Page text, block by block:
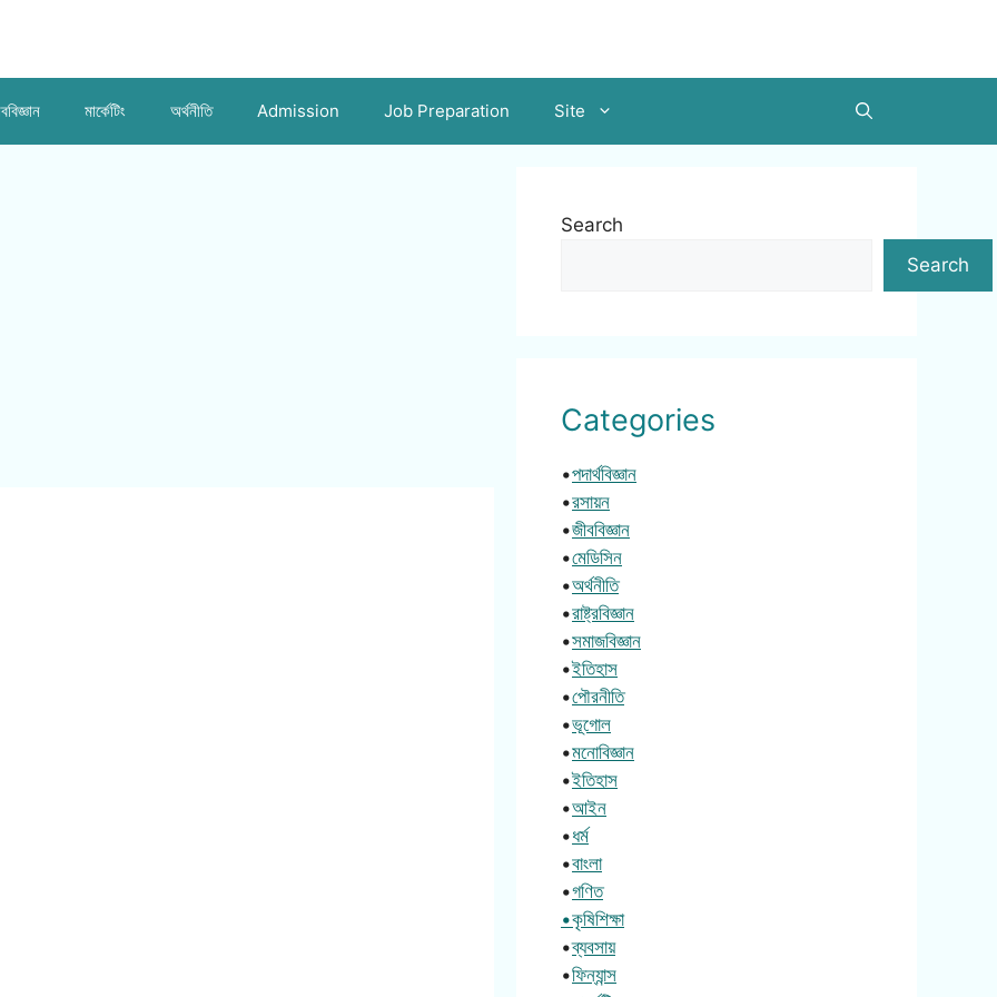
মার্কেটিং অর্থনীতি Admission Job Preparation Site
Search
Search
Categories
•পদার্থবিজ্ঞান
•রসায়ন
•জীববিজ্ঞান
•মেডিসিন
•অর্থনীতি
•রাষ্ট্রবিজ্ঞান
•সমাজবিজ্ঞান
•ইতিহাস
•পৌরনীতি
•ভূগোল
•মনোবিজ্ঞান
•ইতিহাস
•আইন
•ধর্ম
•বাংলা
•গণিত
•কৃষিশিক্ষা
•ব্যবসায়
•ফিন্যান্স